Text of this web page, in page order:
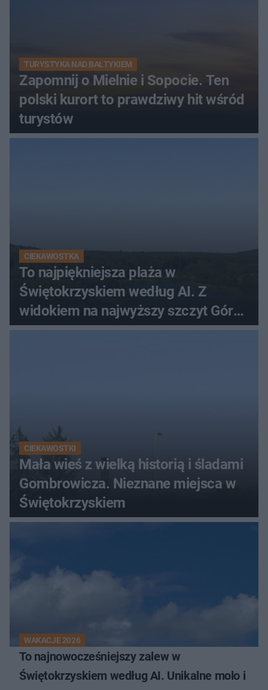
TURYSTYKA NAD BAŁTYKIEM
Zapomnij o Mielnie i Sopocie. Ten
polski kurort to prawdziwy hit wśród
turystów
CIEKAWOSTKA
To najpiękniejsza plaża w
Świętokrzyskiem według AI. Z
widokiem na najwyższy szczyt Gór
Świętokrzyskich
CIEKAWOSTKI
Mała wieś z wielką historią i śladami
Gombrowicza. Nieznane miejsca w
Świętokrzyskiem
WAKACJE 2026
To najnowocześniejszy zalew w
Świętokrzyskiem według AI. Unikalne molo i